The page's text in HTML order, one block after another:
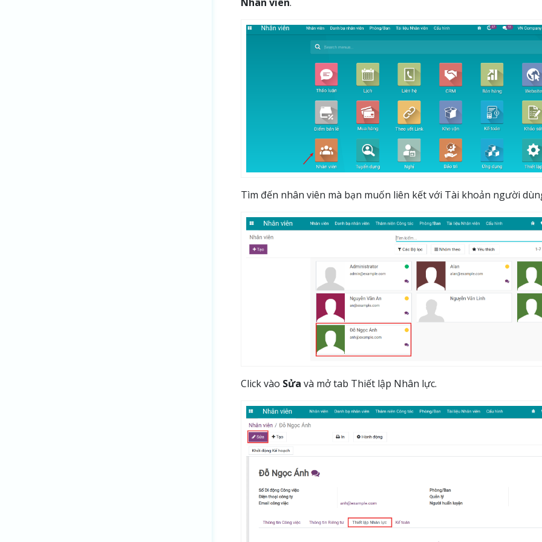
Nhân viên.
Tìm đến nhân viên mà bạn muốn liên kết với Tài khoản người
Click vào Sửa và mở tab Thiết lập Nhân lực.